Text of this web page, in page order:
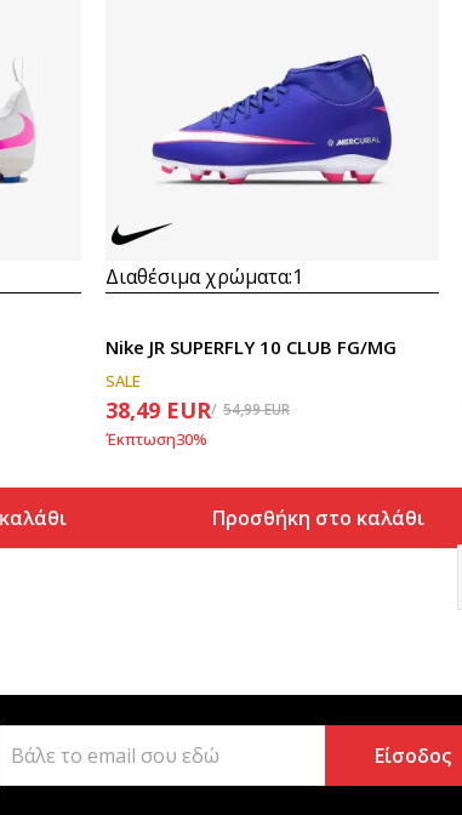
Διαθέσιμα χρώματα:1
Nike JR SUPERFLY 10 CLUB FG/MG
SALE
38,49 EUR 54,99EUR
Έκπτωση30%
Προσθήκη στο καλάθι
Είσοδος